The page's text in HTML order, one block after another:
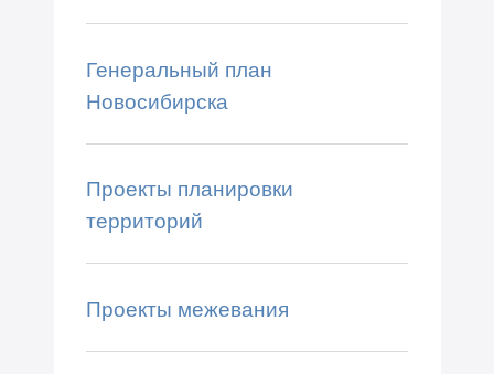
Генеральный план
Новосибирска
Проекты планировки
территорий
Проекты межевания